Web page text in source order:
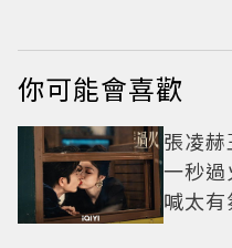
你可能會喜歡
張凌
一秒
喊太有